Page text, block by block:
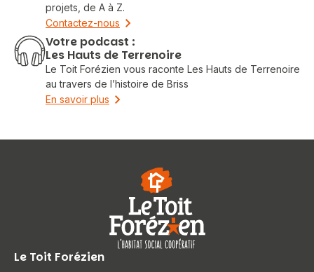
projets, de A à Z.
Contactez-nous
Votre podcast :
Les Hauts de Terrenoire
Le Toit Forézien vous raconte Les Hauts de Terrenoire
au travers de l’histoire de Briss
En savoir plus
Le Toit Forézien